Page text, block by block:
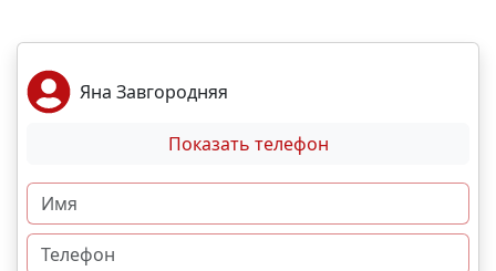
Яна Завгородняя
Показать телефон